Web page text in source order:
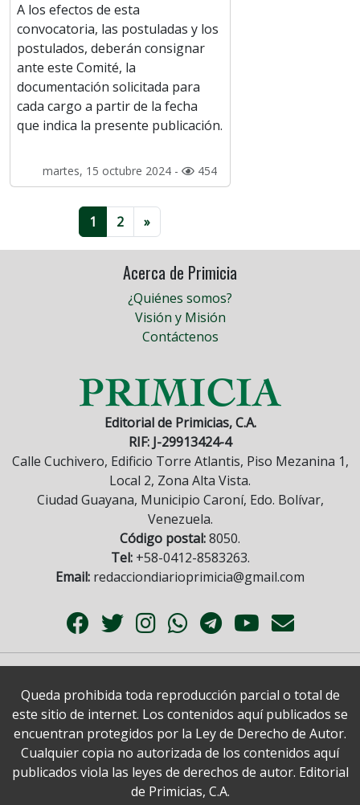
A los efectos de esta
convocatoria, las postuladas y los
postulados, deberán consignar
ante este Comité, la
documentación solicitada para
cada cargo a partir de la fecha
que indica la presente publicación.
martes, 15 octubre 2024 - 454
1 2 »
Acerca de Primicia
¿Quiénes somos?
Visión y Misión
Contáctenos
Editorial de Primicias, C.A.
RIF: J-29913424-4
Calle Cuchivero, Edificio Torre Atlantis, Piso Mezanina 1,
Local 2, Zona Alta Vista.
Ciudad Guayana, Municipio Caroní, Edo. Bolívar,
Venezuela.
Código postal:8050.
Tel:+58-0412-8583263.
Email: redacciondiarioprimicia@gmail.com
Queda prohibida toda reproducción parcial o total de
este sitio de internet. Los contenidos aquí publicados se
encuentran protegidos por la Ley de Derecho de Autor.
Cualquier copia no autorizada de los contenidos aquí
publicados viola las leyes de derechos de autor. Editorial
de Primicias, C.A.